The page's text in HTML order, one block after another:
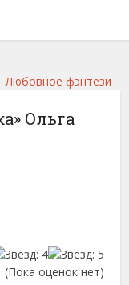
Любовное фэнтези
Ольга
(Пока оценок нет)